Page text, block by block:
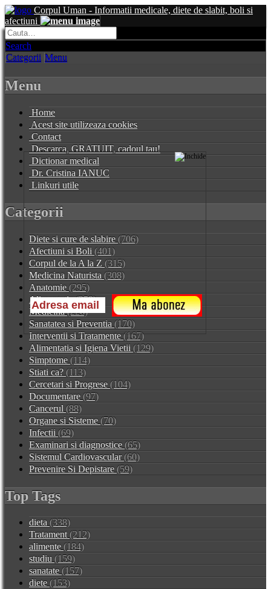
Corpul Uman - Informatii medicale, diete de slabit, boli si
afectiuni
Search
Categorii Menu
Menu
Home
Acest site utilizeaza cookies
Contact
Descarca, GRATUIT, cadoul tau!
Dictionar medical
Dr. Cristina IANUC
Linkuri utile
Categorii
Diete si cure de slabire (706)
Afectiuni si Boli (401)
Corpul de la A la Z (315)
Medicina Naturista (308)
Anatomie (295)
Alimentatia(259)
Medicina(226)
Sanatatea si Preventia (170)
Interventii si Tratamente (167)
Alimentatia si Igiena Vietii (129)
Simptome (114)
Stiati ca? (113)
Cercetari si Progrese (104)
Documentare (97)
Cancerul (88)
Organe si Sisteme (70)
Infectii (69)
Examinari si diagnostice (65)
Sistemul Cardiovascular(60)
Prevenire Si Depistare (59)
Top Tags
dieta (338)
Tratament(212)
alimente (184)
studiu (159)
sanatate (157)
diete (153)